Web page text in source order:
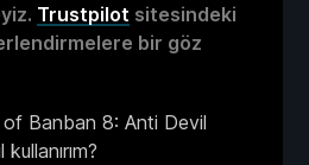
Trustpilot sitesindeki
bir göz
Banban 8: Anti Devil